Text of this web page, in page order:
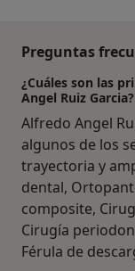
Preguntas
¿Cuáles son las
Angel Ruiz Garcia?
Alfredo Angel
algunos de los
trayectoria y
dental,
composite,
Cirugía
Férula de